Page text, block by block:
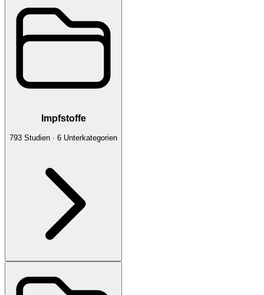
Impfstoffe
793 Studien · 6 Unterkategorien